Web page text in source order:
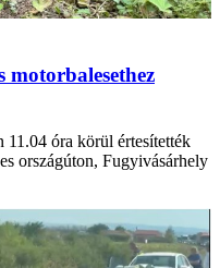
11.04 óra körül értesítették
országúton, Fugyivásárhely